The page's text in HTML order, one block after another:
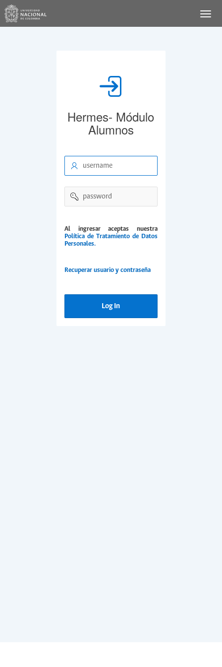
Hermes- Módulo
Alumnos
username
password
Al ingresar aceptas nuestra
Política de Tratamiento de Datos
Personales.
Recuperar usuario y contraseña
Log In